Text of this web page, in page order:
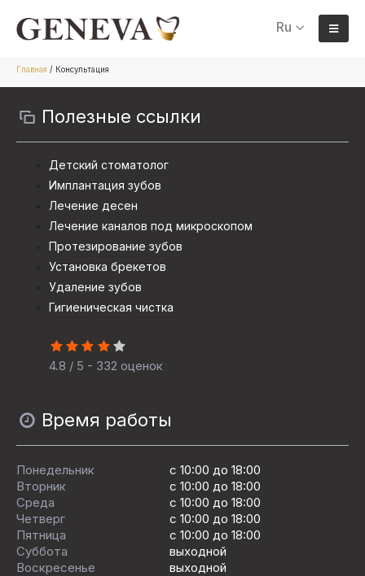
Ru
Главная / Консультация
Полезные ссылки
Детский стоматолог
Имплантация зубов
Лечение десен
Лечение каналов под микроскопом
Протезирование зубов
Установка брекетов
Удаление зубов
Гигиеническая чистка
4.8 / 5 - 332 оценок
Время работы
Понедельник
с 10:00 до 18:00
Вторник
с 10:00 до 18:00
Среда
с 10:00 до 18:00
Четверг
с 10:00 до 18:00
Пятница
c 10:00 до 18:00
Суббота
выходной
Воскресенье
выходной